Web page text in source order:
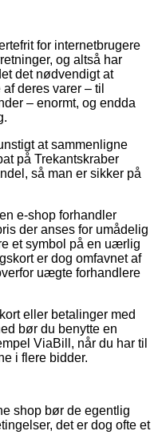
for internetbrugere
og altså har
det nødvendigt at
deres varer – til
– enormt, og endda
at sammenligne
på Trekantskraber
så man er sikker på
e-shop forhandler
der anses for umådelig
et symbol på en uærlig
er dog omfavnet af
uægte forhandlere
eller betalinger med
bør du benytte en
ViaBill, når du har til
i flere bidder.
shop bør de egentlig
det er dog ofte et